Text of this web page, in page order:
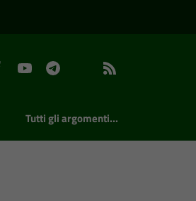
FacebookYouTube WhatsApp
Tutti gli argomenti...